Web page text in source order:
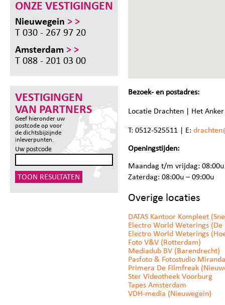
ONZE VESTIGINGEN
Nieuwegein > >
T 030 - 267 97 20
Amsterdam > >
T 088 - 201 03 00
VESTIGINGEN
VAN PARTNERS
Geef hieronder uw
postcode op voor
de dichtsbijzijnde
inleverpunten.
Uw postcode
Bezoek- en postadres:
Locatie Drachten | Het
T: 0512-525511 | E:
Openingstijden:
Maandag t/m vrijdag:
Zaterdag: 08:00u – 09:00u
Overige locaties
DATAS Kantoor Kompleet
Electro World Weterings (De
Electro World Weterings
Foto V&V (Rotterdam)
Mediadub BV (Barendrecht)
Pasfoto & Fotostudio
Primera De Filmfreak
Ster Videotheek Voorburg
Tapes Amsterdam
VDH-media (Nieuwegein)